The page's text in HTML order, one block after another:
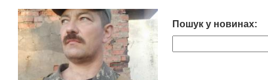
Пошук у новинах: